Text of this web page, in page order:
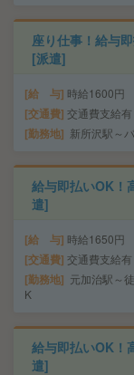
座り仕事！給与
[派遣]
給 与 時給1600円
交通費 交通費支給有
勤務地 新所沢駅～
給与即払いOK！
遣]
給 与 時給1650円
交通費 交通費支給有
勤務地
元加治駅～
K
給与即払いOK！
遣]